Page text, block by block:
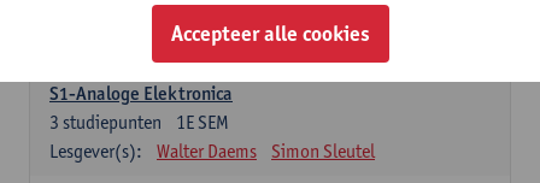
studiepunten
Koen Lostrie
S1-Analoge Elektronica
1E SEM
3 studiepunten
Lesgever(s):
Walter Daems Simon Sleutel
Accepteer alle cookies